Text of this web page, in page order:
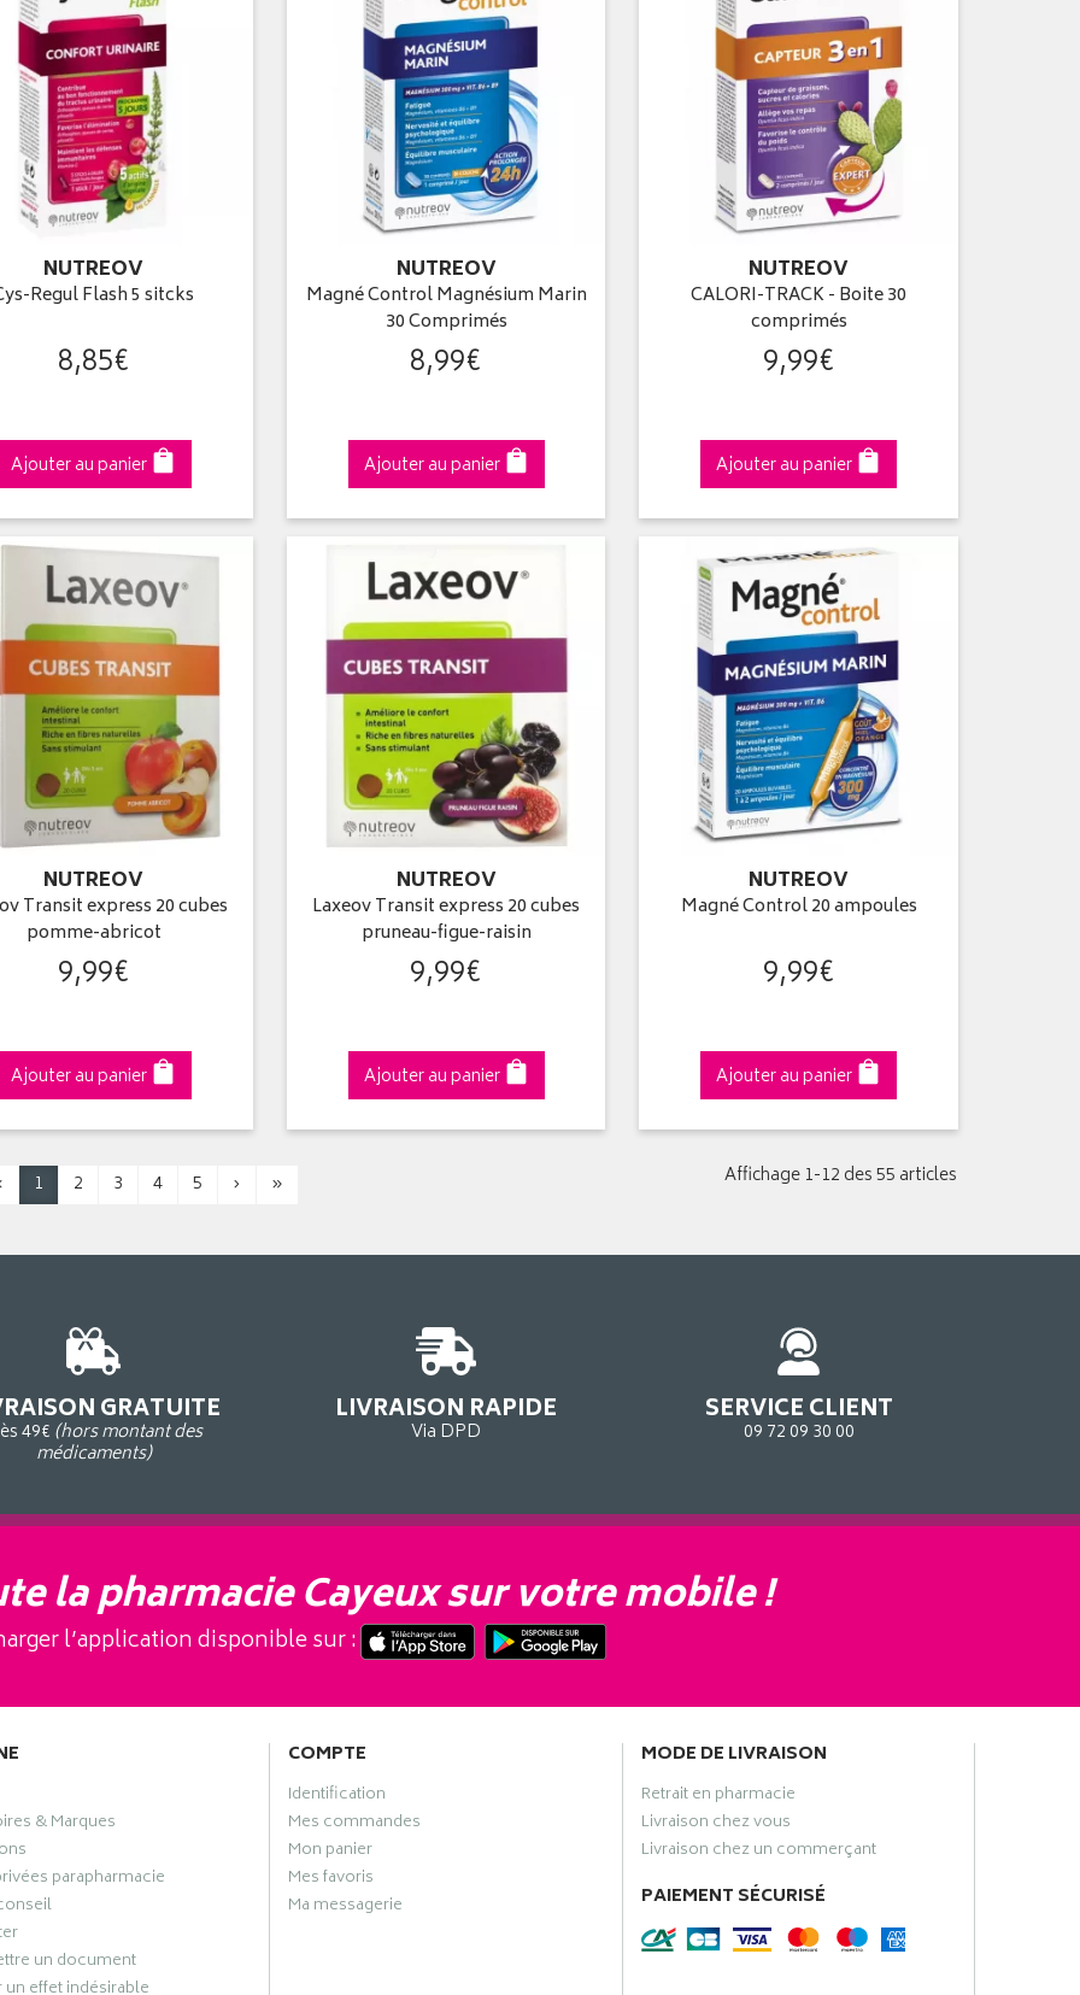
NUTREOV
Regul Flash 5 sitcks
8,85€
Ajouter au panier
NUTREOV
Magné Control Magnésium Marin
30 Comprimés
8,99€
Ajouter au panier
NUTREOV
CALORI-TRACK - Boite 30
comprimés
9,99€
Ajouter au panier
NUTREOV
Transit express 20 cubes
pomme-abricot
9,99€
Ajouter au panier
NUTREOV
Laxeov Transit express 20 cubes
pruneau-figue-raisin
9,99€
Ajouter au panier
NUTREOV
Magné Control 20 ampoules
9,99€
Ajouter au panier
1 2 3 4 5 › » Affichage 1-12 des 55 articles
GRATUITE
49€ (hors montant des
médicaments)
LIVRAISON RAPIDE
Via DPD
SERVICE CLIENT
09 72 09 30 00
la pharmacie Cayeux sur votre mobile !
l’application disponible sur :
& Marques
parapharmacie
un document
effet indésirable
COMPTE
Identification
Mes commandes
Mon panier
Mes favoris
Ma messagerie
MODE DE LIVRAISON
Retrait en pharmacie
Livraison chez vous
Livraison chez un commerçant
PAIEMENT SÉCURISÉ